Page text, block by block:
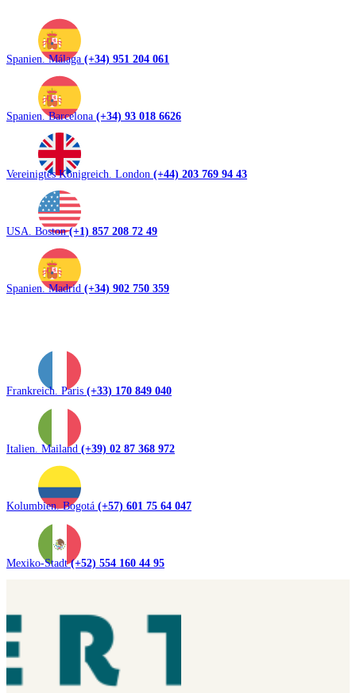
Spanien. Málaga (+34) 951 204 061
Spanien. Barcelona (+34) 93 018 6626
Vereinigtes Königreich. London (+44) 203 769 94 43
USA. Boston(+1) 857 208 72 49
Spanien. Madrid (+34) 902 750 359
Frankreich. Paris (+33) 170 849 040
Italien. Mailand (+39) 02 87 368 972
Kolumbien. Bogotá (+57) 601 75 64 047
Mexiko-Stadt(+52) 554 160 44 95